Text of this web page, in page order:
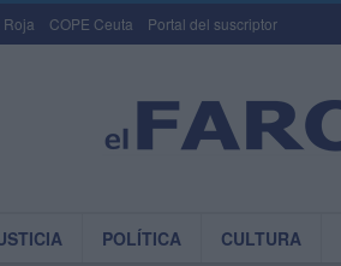
Roja COPE Ceuta Portal del suscriptor
POLÍTICA CULTURA